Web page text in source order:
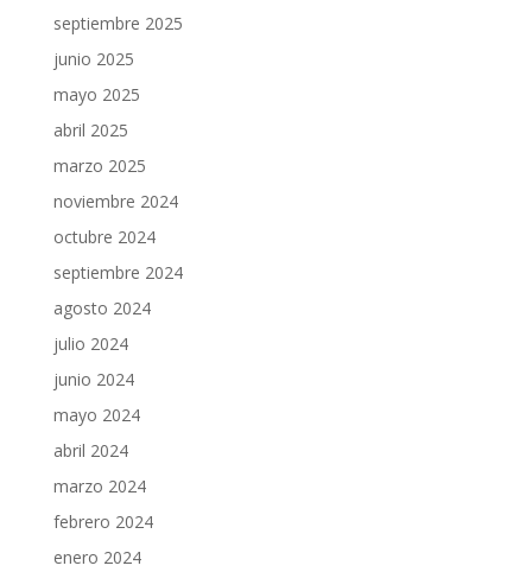
septiembre 2025
junio 2025
mayo 2025
abril 2025
marzo 2025
noviembre 2024
octubre 2024
septiembre 2024
agosto 2024
julio 2024
junio 2024
mayo 2024
abril 2024
marzo 2024
febrero 2024
enero 2024